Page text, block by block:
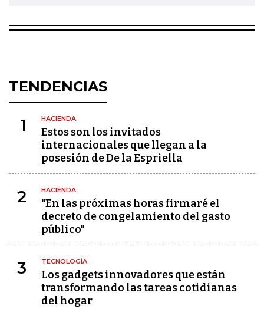
TENDENCIAS
1 HACIENDA
Estos son los invitados
internacionales que llegan a la
posesión de De la Espriella
2 HACIENDA
"En las próximas horas firmaré el
decreto de congelamiento del gasto
público"
3 TECNOLOGÍA
Los gadgets innovadores que están
transformando las tareas cotidianas
del hogar